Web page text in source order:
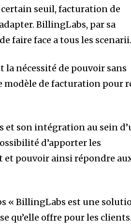
seuil, facturation de
BillingLabs, par sa
faire face a tous les scenarii.
la nécessité de pouvoir sans
modèle de facturation pour
et son intégration au sein
d’apporter les
et pouvoir ainsi répondre
« BillingLabs est une
qu’elle offre pour les clients.